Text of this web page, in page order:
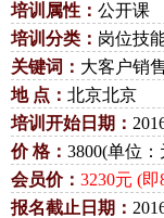
培训属性： 公开课
培训分类： 岗位技
关键词： 大客户销
地 点： 北京北京
培训开始日期：
价 格： 3800(单位：
会员价： 3230元 (即
报名截止日期：